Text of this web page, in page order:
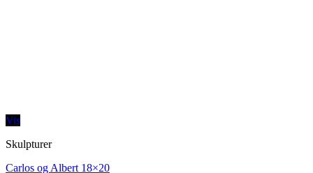
Vis
Skulpturer
Carlos og Albert 18×20